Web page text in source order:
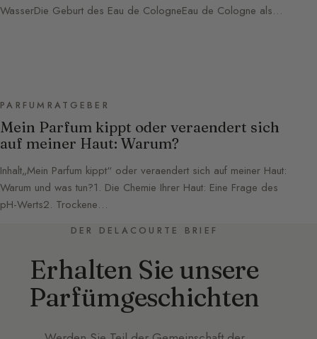
WasserDie Geburt des Eau de CologneEau de Cologne als…
PARFUMRATGEBER
Mein Parfum kippt oder veraendert sich
auf meiner Haut: Warum?
Inhalt„Mein Parfum kippt“ oder veraendert sich auf meiner Haut:
Warum und was tun?1. Die Chemie Ihrer Haut: Eine Frage des
pH-Werts2. Trockene…
DER DELACOURTE BRIEF
Erhalten Sie unsere
Parfümgeschichten